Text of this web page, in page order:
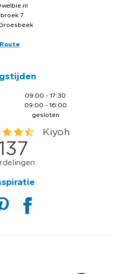
7
09:00 - 17:30
09:00 - 16:00
gesloten